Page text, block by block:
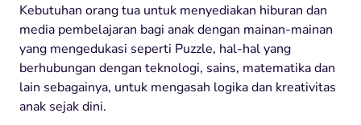
Kebutuhan orang tua untuk menyediakan hiburan dan
media pembelajaran bagi anak dengan mainan-mainan
yang mengedukasi seperti Puzzle, hal-hal yang
berhubungan dengan teknologi, sains, matematika dan
lain sebagainya, untuk mengasah logika dan kreativitas
anak sejak dini.